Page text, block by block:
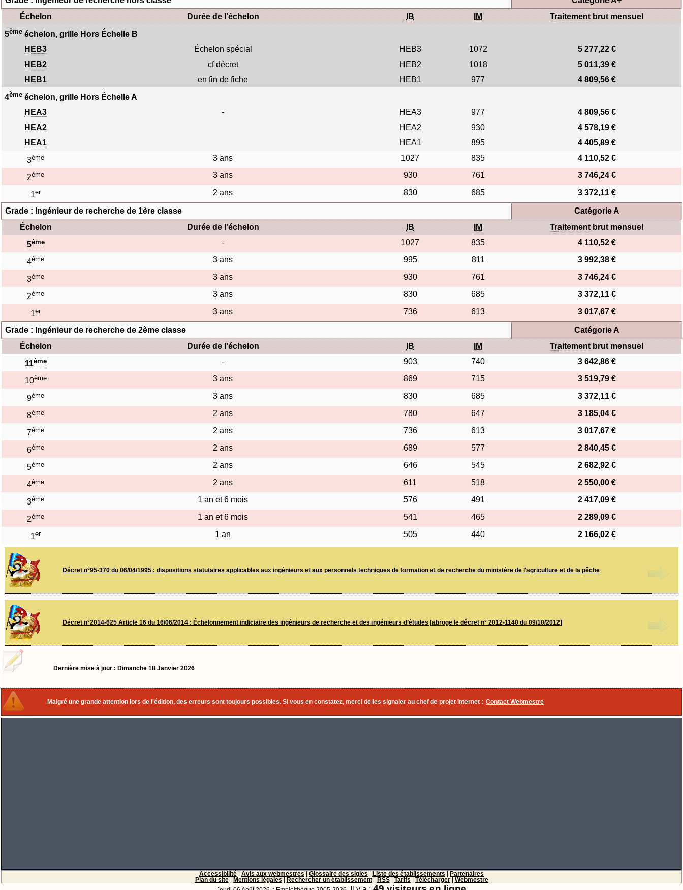
Échelon
Durée de l'échelon IB IM Traitement brut mensuel
5ème échelon, grille Hors Échelle B
HEB3
Échelon spécial HEB3 1072
5 277,22 €
HEB2
cf décret HEB2 1018
5 011,39 €
HEB1
en fin de fiche HEB1 977 4 809,56 €
4ème échelon, grille Hors Échelle A
HEA3
- HEA3 977
4 809,56 €
HEA2
HEA2 930
4 578,19 €
HEA1
HEA1 895 4 405,89 €
3ème 3 ans 1027 835 4 110,52 €
2ème 3 ans 930 761 3 746,24 €
1er 2 ans 830 685 3 372,11 €
Grade : Ingénieur de recherche de 1ère classe
Catégorie A
Échelon
Durée de l'échelon IB IM Traitement brut mensuel
5ème - 1027 835 4 110,52 €
4ème 3 ans 995 811 3 992,38 €
3ème 3 ans 930 761 3 746,24 €
2ème 3 ans 830 685 3 372,11 €
1er 3 ans 736 613 3 017,67 €
Grade : Ingénieur de recherche de 2ème classe
Catégorie A
Échelon
Durée de l'échelon IB IM Traitement brut mensuel
11ème - 903 740 3 642,86 €
10ème 3 ans 869 715 3 519,79 €
9ème 3 ans 830 685 3 372,11 €
8ème 2 ans 780 647 3 185,04 €
7ème 2 ans 736 613 3 017,67 €
6ème 2 ans 689 577 2 840,45 €
5ème 2 ans 646 545 2 682,92 €
4ème 2 ans 611 518 2 550,00 €
3ème 1 an et 6 mois 576 491 2 417,09 €
2ème 1 an et 6 mois 541 465 2 289,09 €
1er 1 an 505 440 2 166,02 €
Décret n°95-370 du 06/04/1995 : dispositions statutaires applicables aux ingénieurs et aux personnels techniques de formation et de recherche du ministère de l'agriculture et de la pêche
Décret n°2014-625 Article 16 du 16/06/2014 : Échelonnement indiciaire des ingénieurs de recherche et des ingénieurs d’études [abroge le décret n° 2012-1140 du 09/10/2012]
Dernière mise à jour : Dimanche 18 Janvier 2026
Malgré une grande attention lors de l'édition, des erreurs sont toujours possibles. Si vous en constatez, merci de les signaler au chef de projet internet : Contact Webmestre
Accessibilité Avis aux webmestres Glossaire des sigles Liste des établissements
Partenaires
Plan du site| Mentions légales Rechercher un établissement| RSS| Tarifs Télécharger| Webmestre